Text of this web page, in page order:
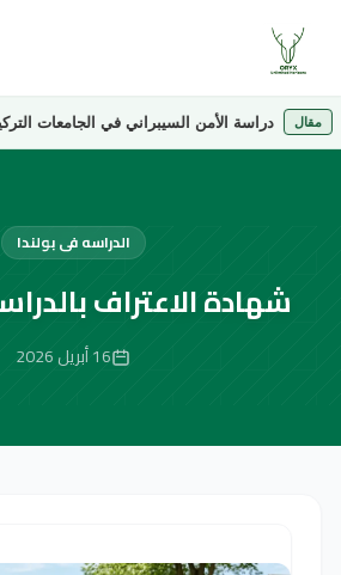
دراسة الأمن السيبراني في الجامعات التركية
الدراسه فى بولندا
شهادة الاعتراف
16 أبريل 2026